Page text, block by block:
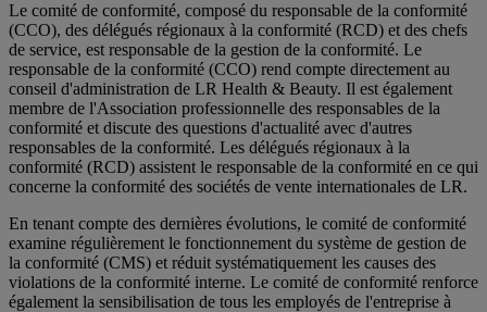
Le comité de conformité, composé du responsable de la conformité
(CCO), des délégués régionaux à la conformité (RCD) et des chefs
de service, est responsable de la gestion de la conformité. Le
responsable de la conformité (CCO) rend compte directement au
conseil d'administration de LR Health & Beauty. Il est également
membre de l'Association professionnelle des responsables de la
conformité et discute des questions d'actualité avec d'autres
responsables de la conformité. Les délégués régionaux à la
conformité (RCD) assistent le responsable de la conformité en ce qui
concerne la conformité des sociétés de vente internationales de LR.
En tenant compte des dernières évolutions, le comité de conformité
examine régulièrement le fonctionnement du système de gestion de
la conformité (CMS) et réduit systématiquement les causes des
violations de la conformité interne. Le comité de conformité renforce
également la sensibilisation de tous les employés de l'entreprise à